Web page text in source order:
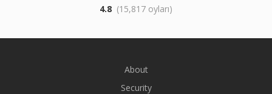
4.8 (15,817 oyları)
About
Security